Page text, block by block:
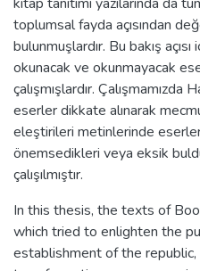
toplumsal fayda açısından
bulunmuşlardır. Bu bakış
okunacak ve okunmayacak
çalışmışlardır. Çalışmamızda
eserler dikkate alınarak
eleştirileri metinlerinde
önemsedikleri veya eksik
çalışılmıştır.
In this thesis, the texts of
which tried to enlighten the
establishment of the